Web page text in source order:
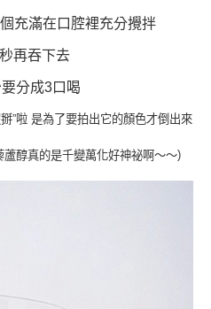
充滿在口腔裡充分攪拌
再吞下去
分成3口喝
”啦 是為了要拍出它的顏色才倒出來
)